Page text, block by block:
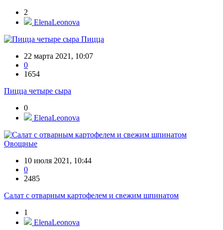
2
ElenaLeonova
Пицца
22 марта 2021, 10:07
0
1654
Пицца четыре сыра
0
ElenaLeonova
Овощные
10 июля 2021, 10:44
0
2485
Салат с отварным картофелем и свежим шпинатом
1
ElenaLeonova